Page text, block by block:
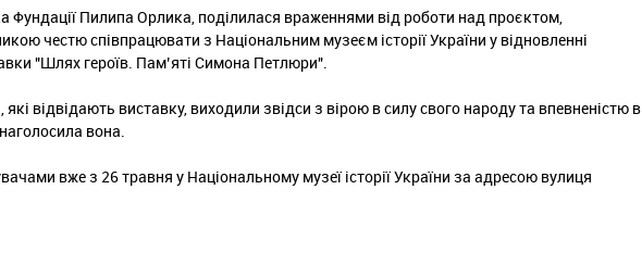
Фундації Пилипа Орлика, поділилася враженнями від роботи над проєктом,
честю співпрацювати з Національним музеєм історії України у відновленні
"Шлях героїв. Пам’яті Симона Петлюри".
відвідають виставку, виходили звідси з вірою в силу свого народу та впевненістю в
вона.
вже з 26 травня у Національному музеї історії України за адресою вулиця